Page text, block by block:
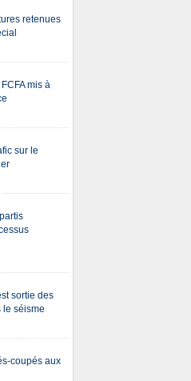
retenues
mis à
sur le
sortie des
le séisme
coupés aux